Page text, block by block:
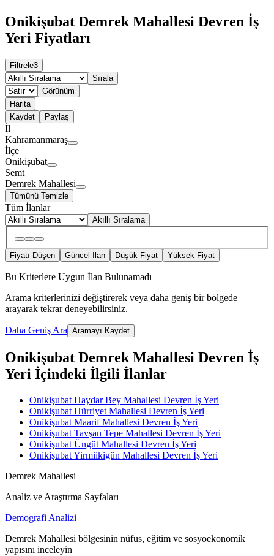
Onikişubat Demrek Mahallesi Devren İş
Yeri Fiyatları
Filtrele3
Sırala
Görünüm
Harita
Kaydet
Paylaş
İl
Kahramanmaraş
İlçe
Onikişubat
Semt
Demrek Mahallesi
Tümünü Temizle
Tüm İlanlar
Akıllı Sıralama
Fiyatı Düşen Güncel İlan Düşük Fiyat Yüksek Fiyat
Bu Kriterlere Uygun İlan Bulunamadı
Arama kriterlerinizi değiştirerek veya daha geniş bir bölgede
arayarak tekrar deneyebilirsiniz.
Daha Geniş Ara Aramayı Kaydet
Onikişubat Demrek Mahallesi Devren İş
Yeri İçindeki İlgili İlanlar
Onikişubat Haydar Bey Mahallesi Devren İş Yeri
Onikişubat Hürriyet Mahallesi Devren İş Yeri
Onikişubat Maarif Mahallesi Devren İş Yeri
Onikişubat Tavşan Tepe Mahallesi Devren İş Yeri
Onikişubat Üngüt Mahallesi Devren İş Yeri
Onikişubat Yirmiikigün Mahallesi Devren İş Yeri
Demrek Mahallesi
Analiz ve Araştırma Sayfaları
Demografi Analizi
Demrek Mahallesi bölgesinin nüfus, eğitim ve sosyoekonomik
yapısını inceleyin